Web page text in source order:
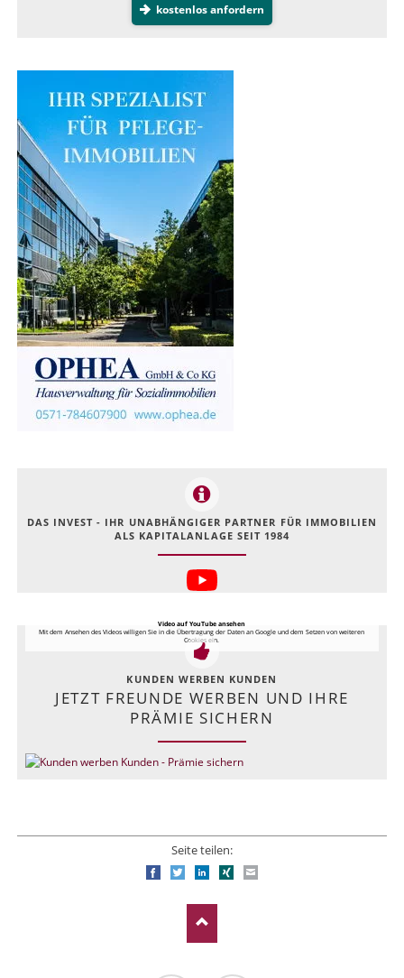
kostenlos anfordern
DAS INVEST - IHR UNABHÄNGIGER PARTNER FÜR IMMOBILIEN
ALS KAPITALANLAGE SEIT 1984
Video auf YouTube ansehen
Mit dem Ansehen des Videos willigen Sie in die Übertragung der Daten an Google und dem Setzen von weiteren
Cookies ein.
KUNDEN WERBEN KUNDEN
JETZT FREUNDE WERBEN UND IHRE
PRÄMIE SICHERN
Seite teilen:
FacebookTwitterLinkedIn
Xing